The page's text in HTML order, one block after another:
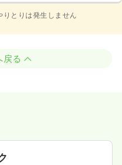
とりは発生しません
戻る